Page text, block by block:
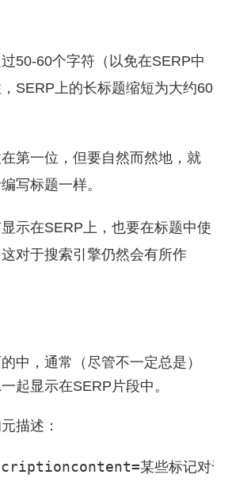
50-60个字符（以免在SERP中
SERP上的长标题缩短为大约60
第一位，但要自然而然地，就
写标题一样。
示在SERP上，也要在标题中使
对于搜索引擎仍然会有所作
中，通常（尽管不一定总是）
起显示在SERP片段中。
描述：
content=某些标记对